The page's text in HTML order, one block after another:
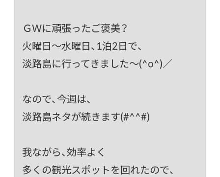
ＧＷに頑張ったご褒美？
火曜日～水曜日、1泊2日で、
淡路島に行ってきました～(^o^)／
なので、今週は、
淡路島ネタが続きます(#^^#)
我ながら、効率よく
多くの観光スポットを回れたので、